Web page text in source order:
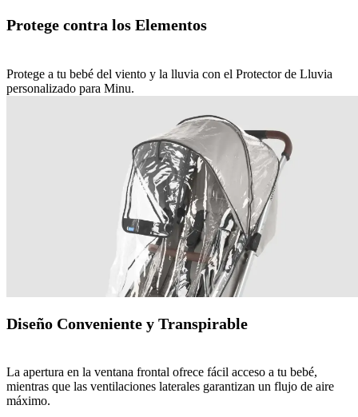
Protege contra los Elementos
Protege a tu bebé del viento y la lluvia con el Protector de Lluvia
personalizado para Minu.
Diseño Conveniente y Transpirable
La apertura en la ventana frontal ofrece fácil acceso a tu bebé,
mientras que las ventilaciones laterales garantizan un flujo de aire
máximo.